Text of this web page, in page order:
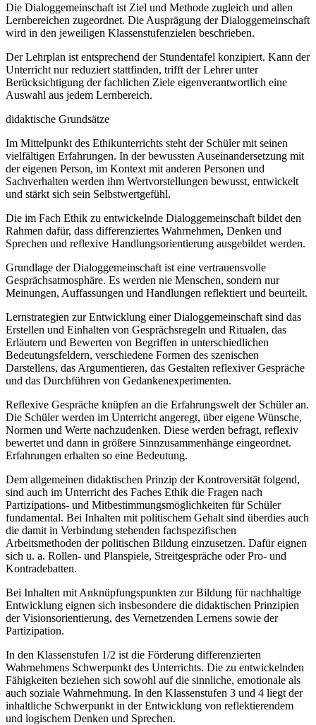
Die Dialoggemeinschaft ist Ziel und Methode zugleich und allen
Lernbereichen zugeordnet. Die Ausprägung der Dialoggemeinschaft
wird in den jeweiligen Klassenstufenzielen beschrieben.
Der Lehrplan ist entsprechend der Stundentafel konzipiert. Kann der
Unterricht nur reduziert stattfinden, trifft der Lehrer unter
Berücksichtigung der fachlichen Ziele eigenverantwortlich eine
Auswahl aus jedem Lernbereich.
didaktische Grundsätze
Im Mittelpunkt des Ethikunterrichts steht der Schüler mit seinen
vielfältigen Erfahrungen. In der bewussten Auseinandersetzung mit
der eigenen Person, im Kontext mit anderen Personen und
Sachverhalten werden ihm Wertvorstellungen bewusst, entwickelt
und stärkt sich sein Selbstwertgefühl.
Die im Fach Ethik zu entwickelnde Dialoggemeinschaft bildet den
Rahmen dafür, dass differenziertes Wahrnehmen, Denken und
Sprechen und reflexive Handlungsorientierung ausgebildet werden.
Grundlage der Dialoggemeinschaft ist eine vertrauensvolle
Gesprächsatmosphäre. Es werden nie Menschen, sondern nur
Meinungen, Auffassungen und Handlungen reflektiert und beurteilt.
Lernstrategien zur Entwicklung einer Dialoggemeinschaft sind das
Erstellen und Einhalten von Gesprächsregeln und Ritualen, das
Erläutern und Bewerten von Begriffen in unterschiedlichen
Bedeutungsfeldern, verschiedene Formen des szenischen
Darstellens, das Argumentieren, das Gestalten reflexiver Gespräche
und das Durchführen von Gedankenexperimenten.
Reflexive Gespräche knüpfen an die Erfahrungswelt der Schüler an.
Die Schüler werden im Unterricht angeregt, über eigene Wünsche,
Normen und Werte nachzudenken. Diese werden befragt, reflexiv
bewertet und dann in größere Sinnzusammenhänge eingeordnet.
Erfahrungen erhalten so eine Bedeutung.
Dem allgemeinen didaktischen Prinzip der Kontroversität folgend,
sind auch im Unterricht des Faches Ethik die Fragen nach
Partizipations- und Mitbestimmungsmöglichkeiten für Schüler
fundamental. Bei Inhalten mit politischem Gehalt sind überdies auch
die damit in Verbindung stehenden fachspezifischen
Arbeitsmethoden der politischen Bildung einzusetzen. Dafür eignen
sich u. a. Rollen- und Planspiele, Streitgespräche oder Pro- und
Kontradebatten.
Bei Inhalten mit Anknüpfungspunkten zur Bildung für nachhaltige
Entwicklung eignen sich insbesondere die didaktischen Prinzipien
der Visionsorientierung, des Vernetzenden Lernens sowie der
Partizipation.
In den Klassenstufen 1/2 ist die Förderung differenzierten
Wahrnehmens Schwerpunkt des Unterrichts. Die zu entwickelnden
Fähigkeiten beziehen sich sowohl auf die sinnliche, emotionale als
auch soziale Wahrnehmung. In den Klassenstufen 3 und 4 liegt der
inhaltliche Schwerpunkt in der Entwicklung von reflektierendem
und logischem Denken und Sprechen.